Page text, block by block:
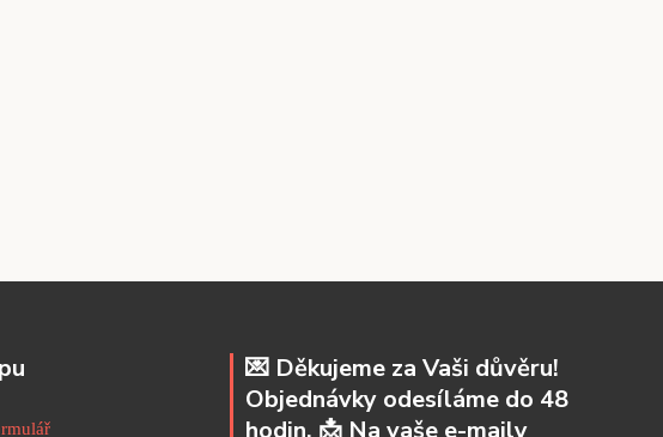
💌 Děkujeme za Vaši důvěru!
Objednávky odesíláme do 48
hodin. 📩 Na vaše e-maily